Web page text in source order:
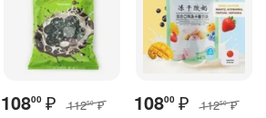
10800 ₽ 11250 ₽ 10800 ₽ 11250 ₽